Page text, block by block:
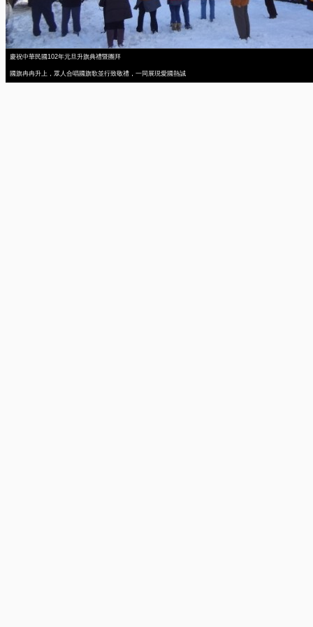
慶祝中華民國102年元旦升旗典禮暨團拜
國旗冉冉升上，眾人合唱國旗歌並行致敬禮，一同展現愛國熱誠